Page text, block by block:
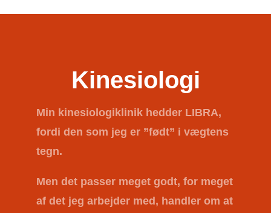
Kinesiologi
Min kinesiologiklinik hedder LIBRA,
fordi den som jeg er ”født” i vægtens
tegn.
Men det passer meget godt, for meget
af det jeg arbejder med, handler om at